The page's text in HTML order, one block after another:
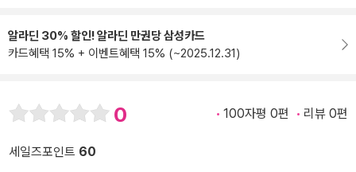
알라딘 30% 할인! 알라딘 만권당 삼성카드
카드혜택 15% + 이벤트혜택 15% (~2025.12.31)
0 100자평 0편 리뷰 0편
세일즈포인트 60